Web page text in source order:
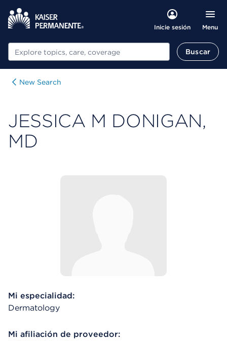
Inicie sesión Menu
Buscar Buscar
New Search
JESSICA M DONIGAN,
MD
Mi especialidad:
Dermatology
Mi afiliación de proveedor: